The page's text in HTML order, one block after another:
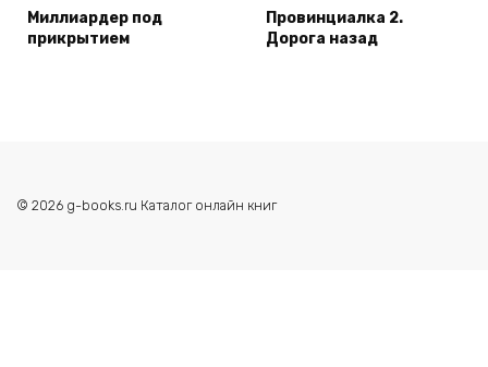
Миллиардер под
прикрытием
Провинциалка 2.
Дорога назад
© 2026 g-books.ru Каталог онлайн книг